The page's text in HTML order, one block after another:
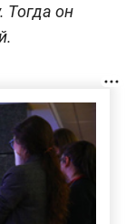
Тогда он